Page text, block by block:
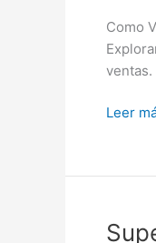
Como
Primer
en
Leer
Supera